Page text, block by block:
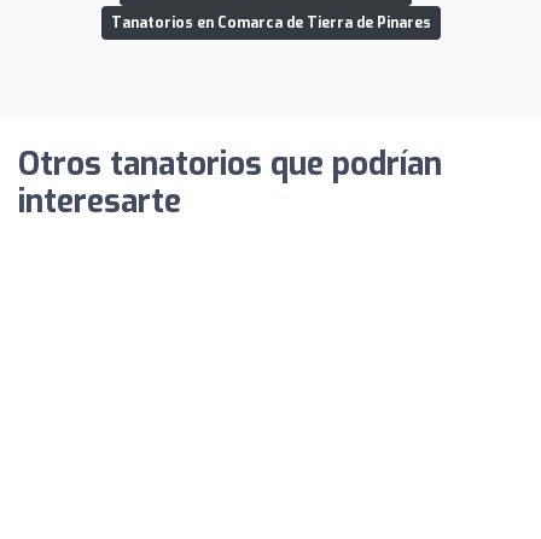
Tanatorios en Comarca de Tierra de Pinares
Otros tanatorios que podrían
interesarte